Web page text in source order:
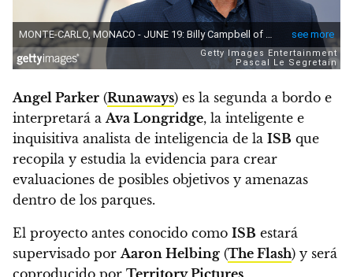
Angel Parker (Runaways) es la segunda a bordo e
interpretará aAva Longridge, la inteligente e
inquisitiva analista de inteligencia de la ISB que
recopila y estudia la evidencia para crear
evaluaciones de posibles objetivos y amenazas
dentro de los parques.
El proyecto antes conocido como ISB estará
supervisado porAaron Helbing (The Flash) y será